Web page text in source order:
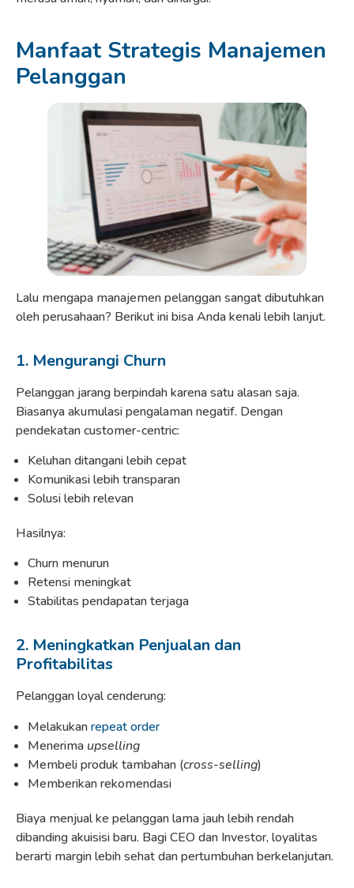
Manfaat Strategis Manajemen
Pelanggan
Lalu mengapa manajemen pelanggan sangat dibutuhkan
oleh perusahaan? Berikut ini bisa Anda kenali lebih lanjut.
1. Mengurangi Churn
Pelanggan jarang berpindah karena satu alasan saja.
Biasanya akumulasi pengalaman negatif. Dengan
pendekatan customer-centric:
Keluhan ditangani lebih cepat
Komunikasi lebih transparan
Solusi lebih relevan
Hasilnya:
Churn menurun
Retensi meningkat
Stabilitas pendapatan terjaga
2. Meningkatkan Penjualan dan
Profitabilitas
Pelanggan loyal cenderung:
Melakukanrepeat order
Menerima upselling
Membeli produk tambahan (cross-selling)
Memberikan rekomendasi
Biaya menjual ke pelanggan lama jauh lebih rendah
dibanding akuisisi baru. Bagi CEO dan Investor, loyalitas
berarti margin lebih sehat dan pertumbuhan berkelanjutan.